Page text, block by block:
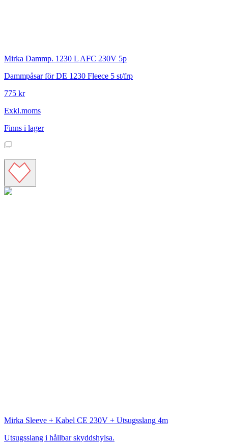
Mirka Dammp. 1230 L AFC 230V 5p
Dammpåsar för DE 1230 Fleece 5 st/frp
775 kr
Exkl.moms
Finns i lager
Mirka Sleeve + Kabel CE 230V + Utsugsslang 4m
Utsugsslang i hållbar skyddshylsa.